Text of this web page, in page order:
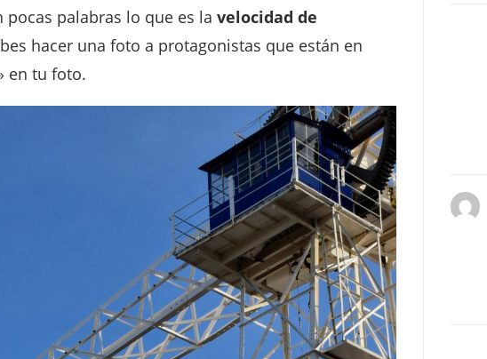
pocas palabras lo que es la velocidad de
hacer una foto a protagonistas que están en
en tu foto.